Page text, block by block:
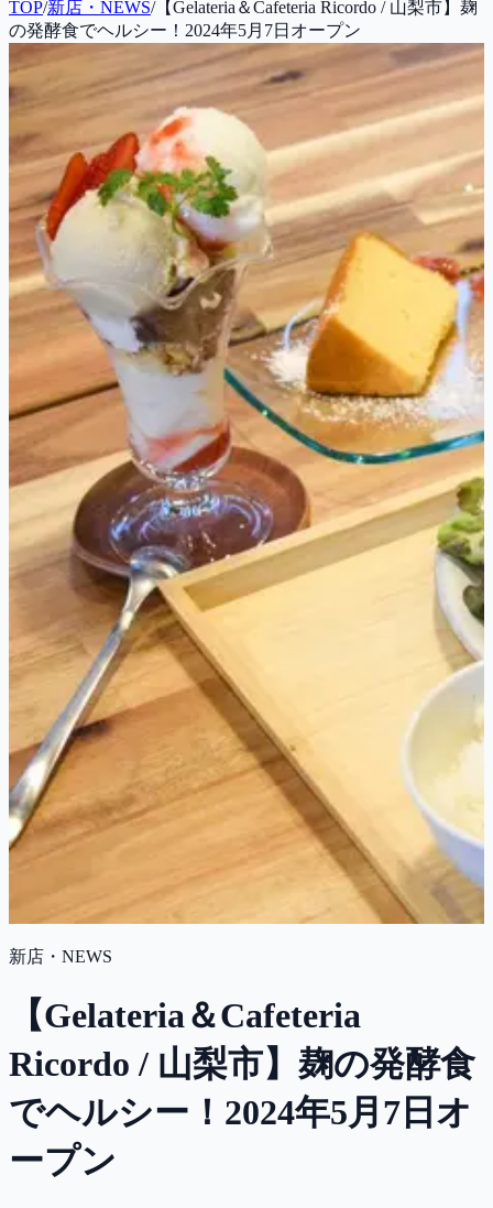
TOP/新店・NEWS/【Gelateria＆Cafeteria Ricordo / 山梨市】麹
の発酵食でヘルシー！2024年5月7日オープン
新店・NEWS
【Gelateria＆Cafeteria
Ricordo / 山梨市】麹の発酵食
でヘルシー！2024年5月7日オ
ープン